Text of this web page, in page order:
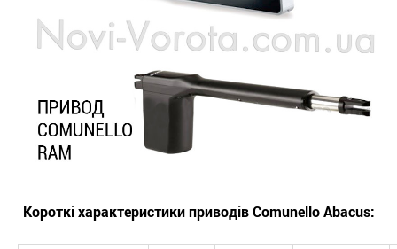
Короткі характеристики приводів Comunello Abacus: